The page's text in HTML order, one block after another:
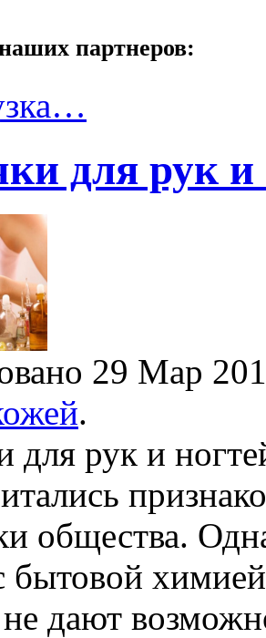
партнеров:
для рук и
29 Мар
.
для рук и
общества.
бытовой
дают